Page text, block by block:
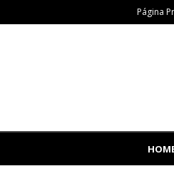
Página